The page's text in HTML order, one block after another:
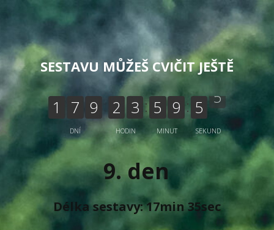
SESTAVU MŮŽEŠ CVIČIT JEŠTĚ
1 7 9
DNÍ
2 3
HODIN
5 9
MINUT
5 5
SEKUND
9. den
Délka sestavy: 17min 35sec